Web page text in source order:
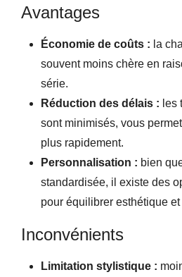
Avantages
Économie de coûts : la
souvent moins chère en
série.
Réduction des délais : les
sont minimisés, vous
plus rapidement.
Personnalisation : bien
standardisée, il existe des
pour équilibrer esthétique et
Inconvénients
Limitation stylistique :